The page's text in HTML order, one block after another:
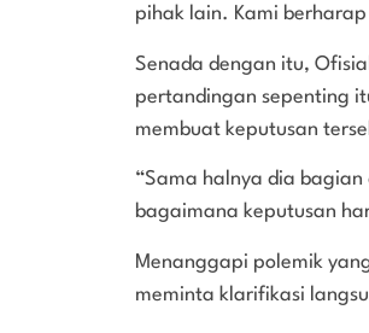
pihak lain. Kami
Senada dengan itu,
pertandingan sepenting
membuat keputusan
“Sama halnya dia
bagaimana keputusan
Menanggapi polemik
meminta klarifikasi